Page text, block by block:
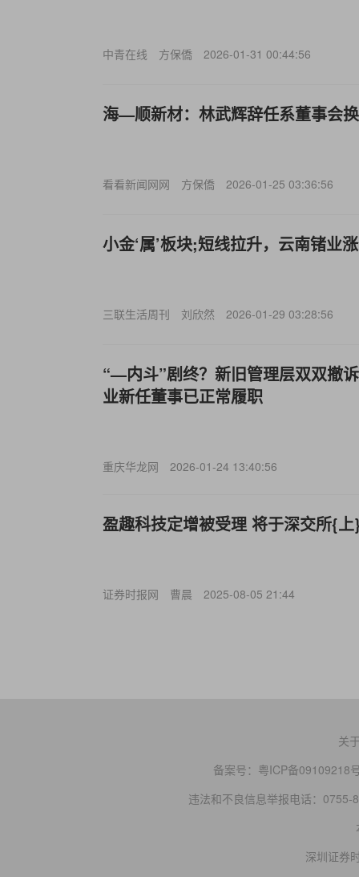
中青在线 方保僑 2026-01-31 00:44:56
海—顺新材：林武辉辞任系董事会
看看新闻网网 方保僑 2026-01-25 03:36:56
小金‘属’板块;短线拉升，云南锗业
三联生活周刊 刘欣然 2026-01-29 03:28:56
“—内斗”剧终？新旧管理层双双撤
业新任董事已正常履职
重庆华龙网 2026-01-24 13:40:56
盈趣科技定增被受理 将于深交所{
证券时报网 曹晨 2025-08-05 21:44
关
备案号： 粤ICP备09109218
违法和不良信息举报电话：0755-
深圳证券